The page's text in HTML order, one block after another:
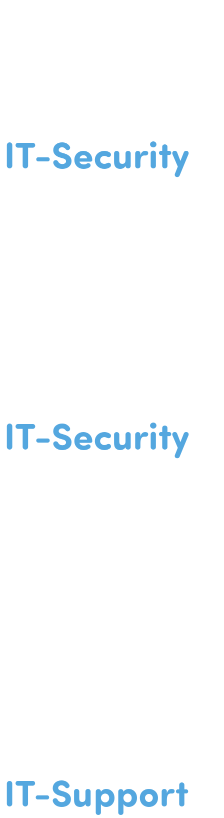
IT-Security
IT-Security
IT-Support